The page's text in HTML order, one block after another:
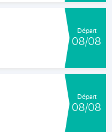
Départ
08/08
Départ
08/08